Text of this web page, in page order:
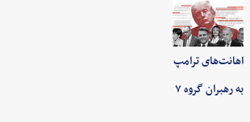
اهانت‌های ترامپ
به رهبران گروه ۷